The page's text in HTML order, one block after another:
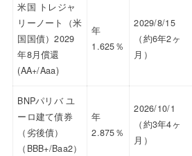
米国 トレジャ
リーノート（米
国国債）2029
年8月償還
(AA+/Aaa)
年
1.625％
2029/8/15
（約6年2ヶ
月）
BNPパリバ ユ
ーロ建て債券
（劣後債）
（BBB+/Baa2）
年
2.875％
2026/10/1
（約3年4ヶ
月）